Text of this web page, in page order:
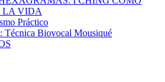
LA VIDA
Práctico
Técnica Biovocal Mousiqué